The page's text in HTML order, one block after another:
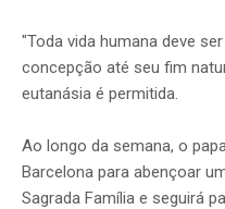
"Toda vida humana deve
concepção até seu fim
eutanásia é permitida.
Ao longo da semana, o
Barcelona para abençoar
Sagrada Família e seguirá